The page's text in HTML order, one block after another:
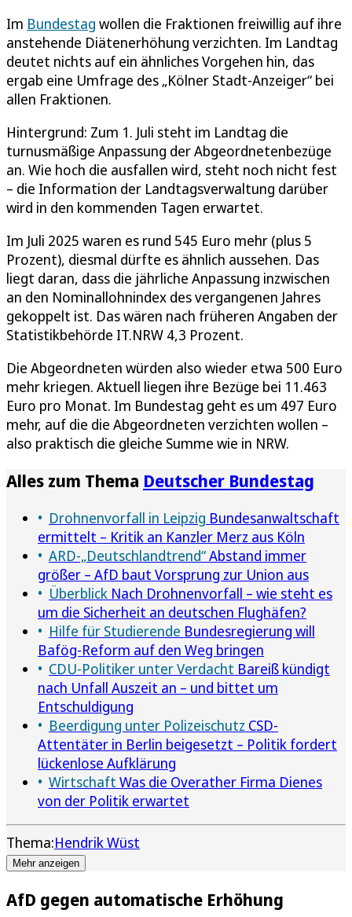
Im Bundestag wollen die Fraktionen freiwillig auf ihre
anstehende Diätenerhöhung verzichten. Im Landtag
deutet nichts auf ein ähnliches Vorgehen hin, das
ergab eine Umfrage des „Kölner Stadt-Anzeiger“ bei
allen Fraktionen.
Hintergrund: Zum 1. Juli steht im Landtag die
turnusmäßige Anpassung der Abgeordnetenbezüge
an. Wie hoch die ausfallen wird, steht noch nicht fest
– die Information der Landtagsverwaltung darüber
wird in den kommenden Tagen erwartet.
Im Juli 2025 waren es rund 545 Euro mehr (plus 5
Prozent), diesmal dürfte es ähnlich aussehen. Das
liegt daran, dass die jährliche Anpassung inzwischen
an den Nominallohnindex des vergangenen Jahres
gekoppelt ist. Das wären nach früheren Angaben der
Statistikbehörde IT.NRW 4,3 Prozent.
Die Abgeordneten würden also wieder etwa 500 Euro
mehr kriegen. Aktuell liegen ihre Bezüge bei 11.463
Euro pro Monat. Im Bundestag geht es um 497 Euro
mehr, auf die die Abgeordneten verzichten wollen –
also praktisch die gleiche Summe wie in NRW.
Alles zum Thema Deutscher Bundestag
Drohnenvorfall in Leipzig Bundesanwaltschaft
ermittelt – Kritik an Kanzler Merz aus Köln
ARD-„Deutschlandtrend“Abstand immer
größer – AfD baut Vorsprung zur Union aus
Überblick Nach Drohnenvorfall – wie steht es
um die Sicherheit an deutschen Flughäfen?
Hilfe für Studierende Bundesregierung will
Bafög-Reform auf den Weg bringen
CDU-Politiker unter Verdacht Bareiß kündigt
nach Unfall Auszeit an – und bittet um
Entschuldigung
Beerdigung unter Polizeischutz CSD-
Attentäter in Berlin beigesetzt – Politik fordert
lückenlose Aufklärung
Wirtschaft Was die Overather Firma Dienes
von der Politik erwartet
Thema:Hendrik Wüst
Mehr anzeigen
AfD gegen automatische Erhöhung